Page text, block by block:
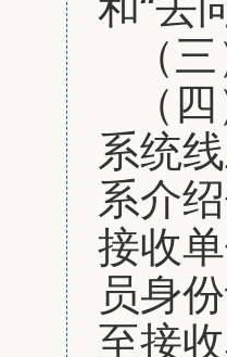
（
（
系统
系介
接收
员身
至接